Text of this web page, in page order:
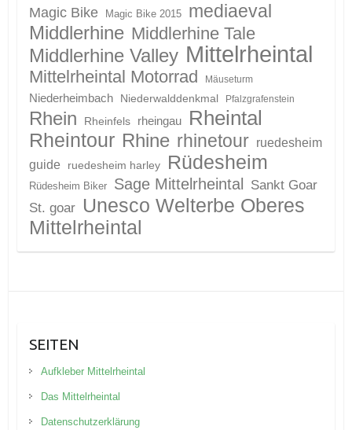
Magic Bike Magic Bike 2015 mediaeval
Middlerhine Middlerhine Tale
Middlerhine Valley Mittelrheintal
Mittelrheintal Motorrad Mäuseturm
Niederheimbach Niederwalddenkmal Pfalzgrafenstein
Rhein Rheinfels rheingau
Rheintal
Rheintour Rhine rhinetour ruedesheim
guide
ruedesheim harley Rüdesheim
Rüdesheim Biker Sage Mittelrheintal Sankt Goar
St. goar Unesco Welterbe Oberes
Mittelrheintal
SEITEN
Aufkleber Mittelrheintal
Das Mittelrheintal
Datenschutzerklärung